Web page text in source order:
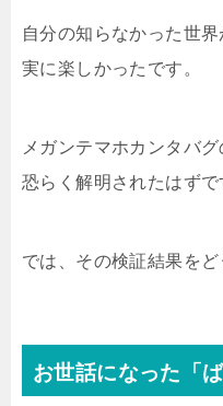
自分の知らなかった世
実に楽しかったです。
メガンテマホカンタバ
恐らく解明されたはずで
では、その検証結果をど
お世話になった「